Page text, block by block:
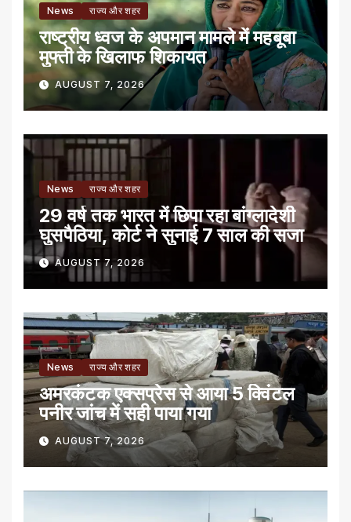
News राज्य और शहर
राष्ट्रीय ध्वज के अपमान मामले में महबूबा
मुफ्ती के खिलाफ शिकायत
AUGUST 7, 2026
News राज्य और शहर
29 वर्ष तक भारत में छिपा रहा बांग्लादेशी
घुसपैठिया, कोर्ट ने सुनाई 7 साल की सजा
AUGUST 7, 2026
News राज्य और शहर
अमरकंटक एक्सप्रेस से आया 5 क्विंटल
पनीर जांच में सही पाया गया
AUGUST 7, 2026